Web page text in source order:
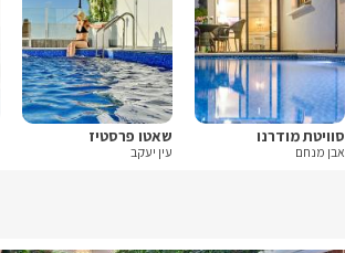
סוויטת מודרנו
אבן מנחם
שאטו פרסטיז
עין יעקב